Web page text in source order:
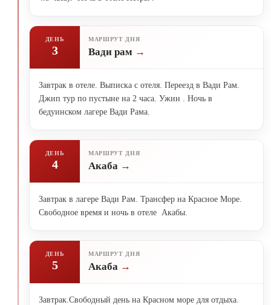
ДЕНЬ
3
МАРШРУТ ДНЯ
Вади рам
Завтрак в отеле. Выписка с отеля. Переезд в Вади Рам.
Джип тур по пустыне на 2 часа. Ужин . Ночь в
бедуинском лагере Вади Рама.
ДЕНЬ
4
МАРШРУТ ДНЯ
Акаба
Завтрак в лагере Вади Рам. Трансфер на Красное Море.
Свободное время и ночь в отеле Акабы.
ДЕНЬ
5
МАРШРУТ ДНЯ
Акаба
Завтрак.Свободный день на Красном море для отдыха.